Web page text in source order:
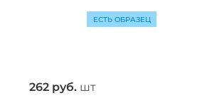
ЕСТЬ ОБРАЗЕЦ
262 руб. шт